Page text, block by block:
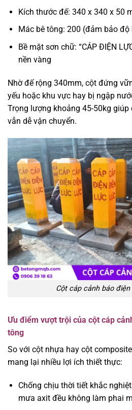
Kích thước đế: 340 x 340 x 50
Mác bê tông: 200 (đảm bảo độ
Bề mặt sơn chữ: “CÁP ĐIỆN
nền vàng
Nhờ đế rộng 340mm, cột đứng
yếu hoặc khu vực hay bị ngập
Trọng lượng khoảng 45-50kg
vẫn dễ vận chuyển.
Cột cáp cảnh báo
Ưu điểm vượt trội của cột cáp
tông
So với cột nhựa hay cột
mang lại nhiều lợi ích thiết thực:
Chống chịu thời tiết khắc
mưa axit đều không làm phai